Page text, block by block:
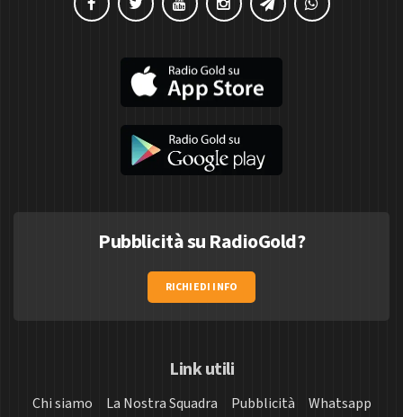
Pubblicità su RadioGold?
RICHIEDI INFO
Link utili
Chi siamo La Nostra Squadra Pubblicità
Whatsapp